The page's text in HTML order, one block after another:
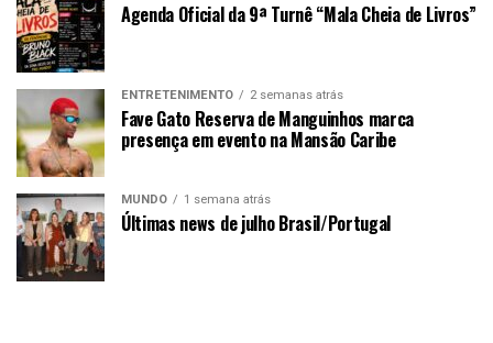
Agenda Oficial da 9ª Turnê “Mala Cheia de Livros”
ENTRETENIMENTO 2 semanas atrás
Fave Gato Reserva de Manguinhos marca
presença em evento na Mansão Caribe
MUNDO 1 semana atrás
Últimas news de julho Brasil/Portugal